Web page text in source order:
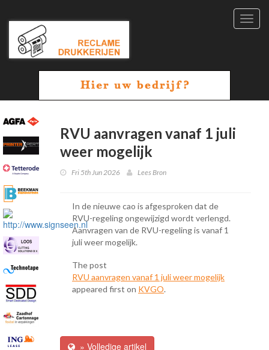
RVU aanvragen vanaf 1 juli
weer mogelijk
Fri 5th Jun 2026 Lees Bron
In de nieuwe cao is afgesproken dat de
RVU-regeling ongewijzigd wordt verlengd.
Aanvragen van de RVU-regeling is vanaf 1
juli weer mogelijk.
The post
RVU aanvragen vanaf 1 juli weer mogelijk
appeared first on KVGO.
» Volledige artikel